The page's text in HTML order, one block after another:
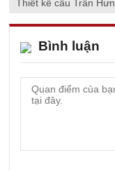
Thiết kế cầu Trần
Bình luận